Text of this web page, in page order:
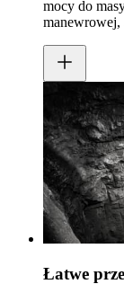
mocy do
manewrowej,
Łatwe